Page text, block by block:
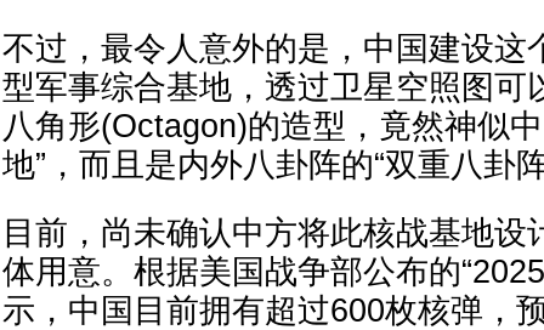
不过，最令人意外的是，中国建设这
型军事综合基地，透过卫星空照图可
八角形(Octagon)的造型，竟然神似
地”，而且是内外八卦阵的“双重八卦
目前，尚未确认中方将此核战基地设
体用意。根据美国战争部公布的
示，中国目前拥有超过600枚核弹，